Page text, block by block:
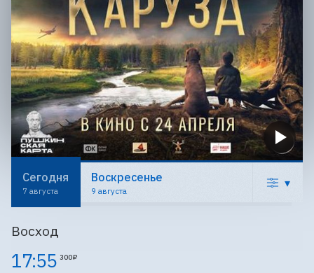
Сегодня
7 августа
Воскресенье
9 августа
▾
Восход
17:55 300 ₽